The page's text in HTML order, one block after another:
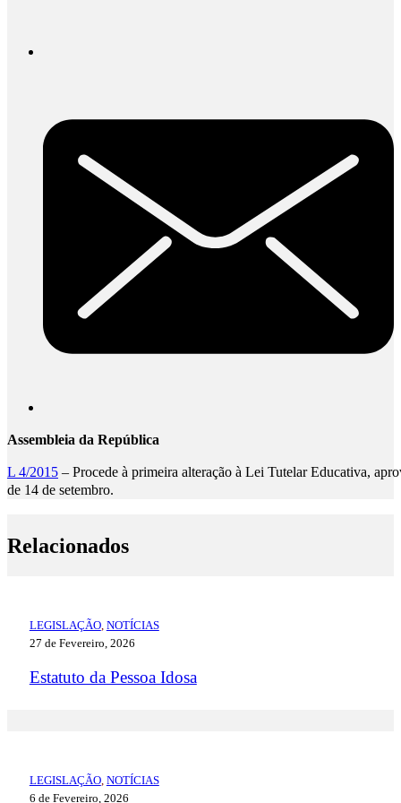
Assembleia da República
L 4/2015 – Procede à primeira alteração à Lei Tutelar Educativa,
de 14 de setembro.
Relacionados
LEGISLAÇÃO, NOTÍCIAS
27 de Fevereiro, 2026
Estatuto da Pessoa Idosa
LEGISLAÇÃO, NOTÍCIAS
6 de Fevereiro, 2026